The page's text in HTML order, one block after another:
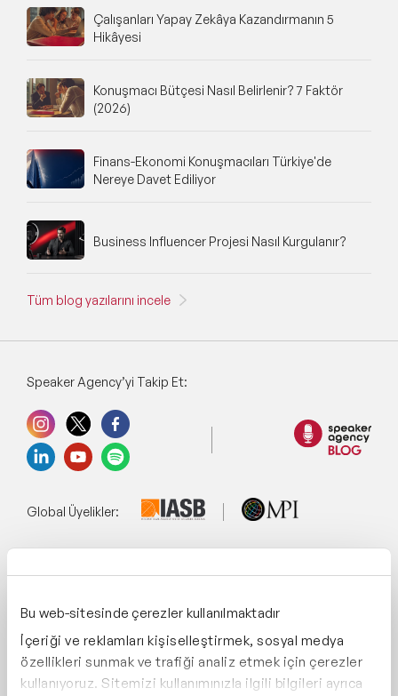
Bu web-sitesinde çerezler kullanılmaktadır
İçeriği ve reklamları kişiselleştirmek, sosyal medya
özellikleri sunmak ve trafiği analiz etmek için çerezler
kullanıyoruz. Sitemizi kullanımınızla ilgili bilgileri ayrıca
Çalışanları Yapay Zekâya Kazandırmanın 5
Hikâyesi
Konuşmacı Bütçesi Nasıl Belirlenir? 7 Faktör
(2026)
Finans-Ekonomi Konuşmacıları Türkiye'de
Nereye Davet Ediliyor
Business Influencer Projesi Nasıl Kurgulanır?
Tüm blog yazılarını incele
Speaker Agency’yi Takip Et:
Global Üyelikler:
Destekliyoruz: